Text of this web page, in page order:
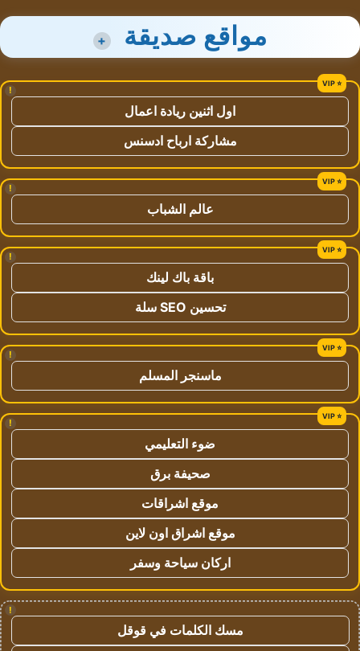
مواقع صديقة +
!
اول اثنين ريادة اعمال
مشاركة ارباح ادسنس
!
عالم الشباب
!
باقة باك لينك
تحسين SEO سلة
!
ماسنجر المسلم
!
ضوء التعليمي
صحيفة برق
موقع اشراقات
موقع اشراق اون لاين
اركان سياحة وسفر
!
مسك الكلمات في قوقل